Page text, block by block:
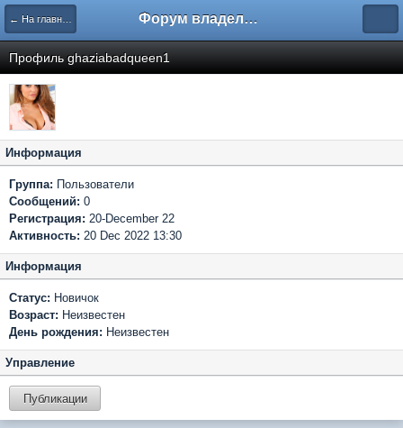
← На главную Форум владельцев интернет-магазинов
Профиль ghaziabadqueen1
Информация
Группа: Пользователи
Сообщений: 0
Регистрация: 20-December 22
Активность: 20 Dec 2022 13:30
Информация
Статус: Новичок
Возраст: Неизвестен
День рождения: Неизвестен
Управление
Публикации